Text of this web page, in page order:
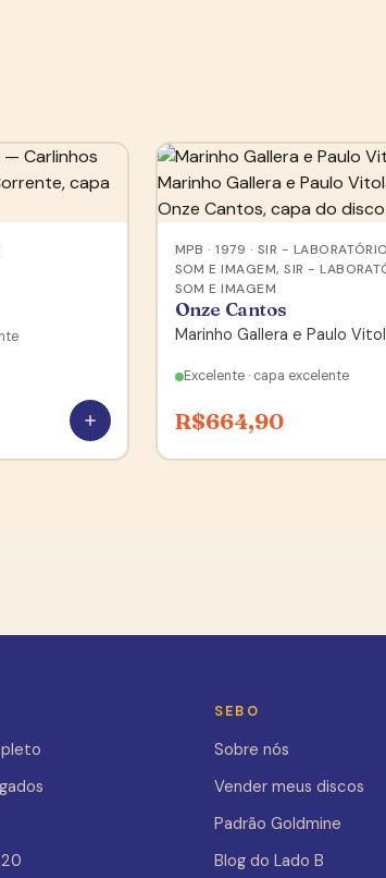
MPB · 1979 · SIR -
SOM E IMAGEM, SIR -
SOM E IMAGEM
Onze Cantos
Marinho Gallera e Paulo
Excelente · capa excelente
R$664,90
SEBO
Sobre nós
Vender meus discos
Padrão Goldmine
Blog do Lado B